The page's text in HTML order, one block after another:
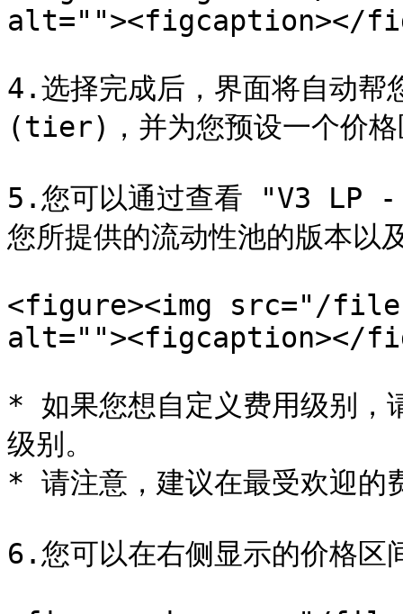
alt=""><figcaption></
4.选择完成后，界面将自动帮
(tier)，并为您预设一个价格
5.您可以通过查看 "V3 LP -
您所提供的流动性池的版本以
<figure><img src="/files/
alt=""><figcaption></
* 如果您想自定义费用级别
级别。
* 请注意，建议在最受欢迎的
6.您可以在右侧显示的价格区